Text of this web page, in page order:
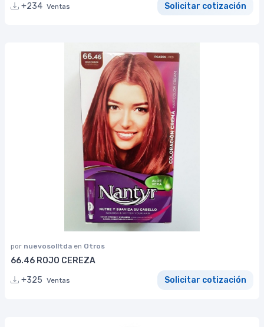
+234 Ventas Solicitar cotización
por nuevosolltda en Otros
66.46 ROJO CEREZA
+325 Ventas Solicitar cotización